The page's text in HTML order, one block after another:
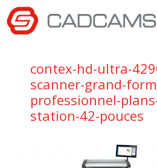
Aller
au
contenu
contex-hd-ultra-
scanner-grand-
professionnel-
station-42-pouces